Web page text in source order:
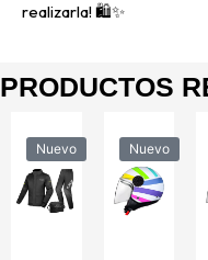
realizarla! 🛍️✨
PRODUCTOS
Nuevo Nuevo